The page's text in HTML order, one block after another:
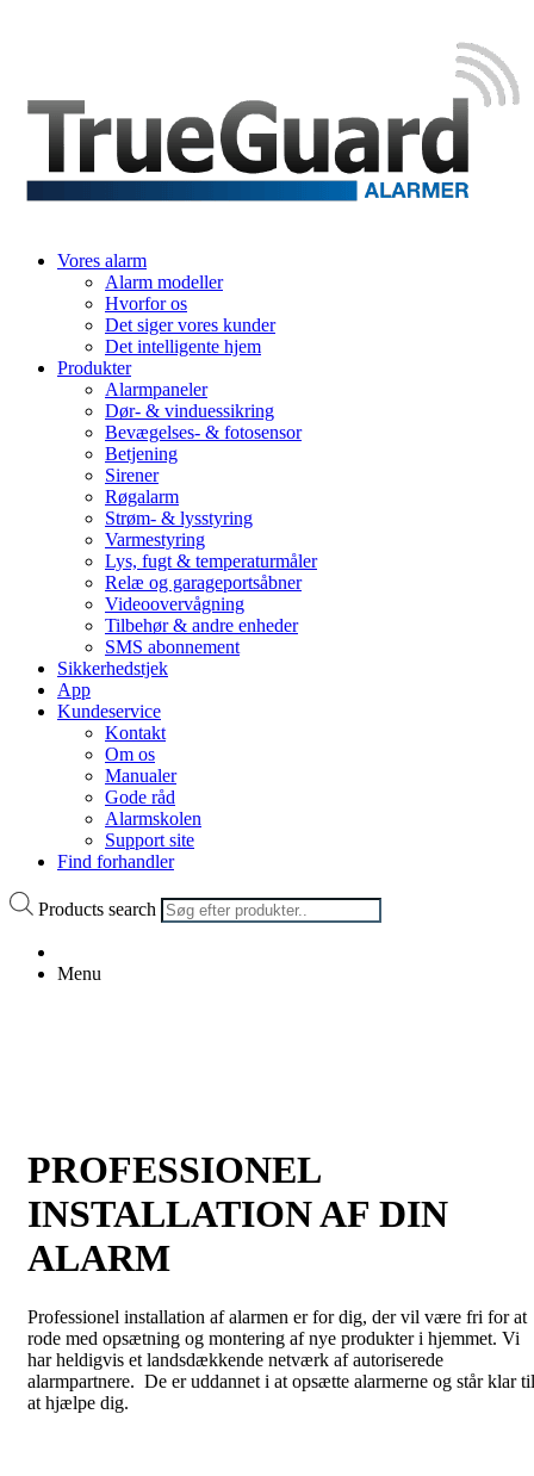
Vores alarm
Alarm modeller
Hvorfor os
Det siger vores kunder
Det intelligente hjem
Produkter
Alarmpaneler
Dør- & vinduessikring
Bevægelses- & fotosensor
Betjening
Sirener
Røgalarm
Strøm- & lysstyring
Varmestyring
Lys, fugt & temperaturmåler
Relæ og garageportsåbner
Videoovervågning
Tilbehør & andre enheder
SMS abonnement
Sikkerhedstjek
App
Kundeservice
Kontakt
Om os
Manualer
Gode råd
Alarmskolen
Support site
Find forhandler
Products search
Menu
PROFESSIONEL
INSTALLATION AF DIN
ALARM
Professionel installation af alarmen er for dig, der vil være fri for at
rode med opsætning og montering af nye produkter i hjemmet. Vi
har heldigvis et landsdækkende netværk af autoriserede
alarmpartnere. De er uddannet i at opsætte alarmerne og står klar til
at hjælpe dig.